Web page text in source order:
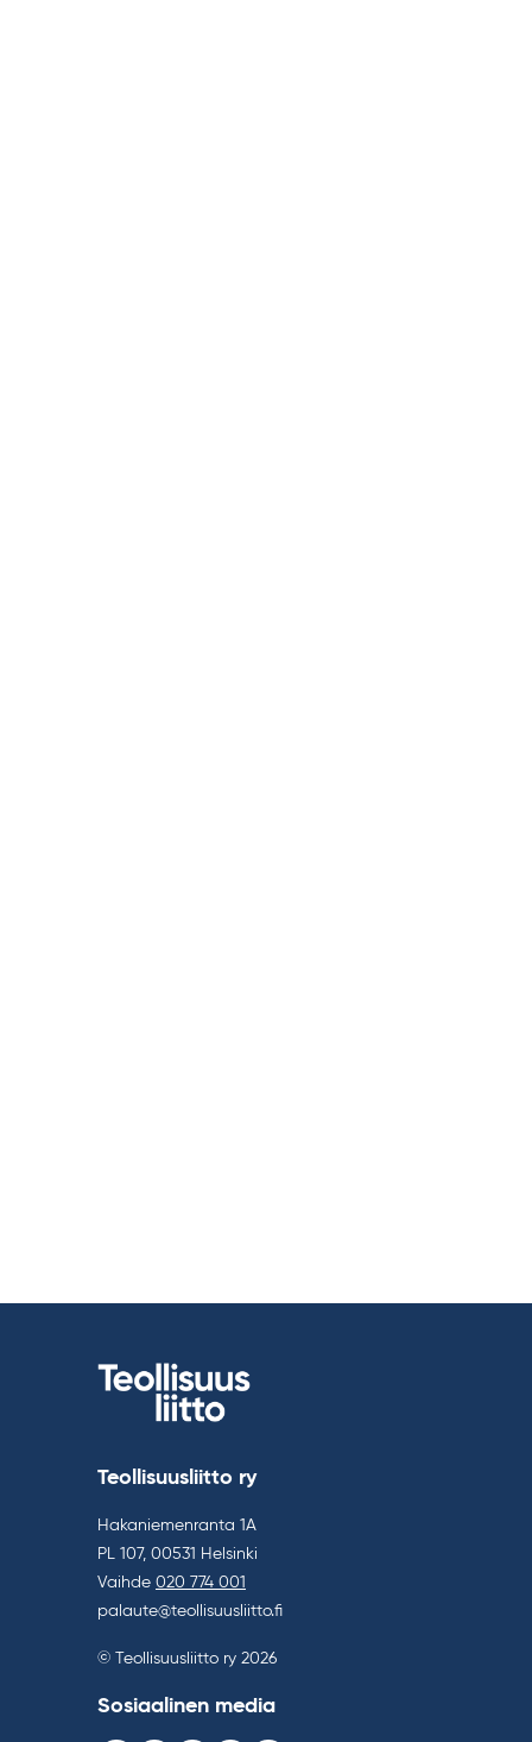
Teollisuusliitto ry
Hakaniemenranta 1A
PL 107, 00531 Helsinki
Vaihde 020 774 001
palaute@teollisuusliitto.fi
© Teollisuusliitto ry 2026
Sosiaalinen media